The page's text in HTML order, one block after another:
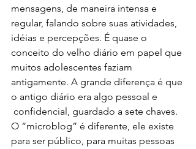
mensagens, de maneira intensa e
regular, falando sobre suas atividades,
idéias e percepções. É quase o
conceito do velho diário em papel que
muitos adolescentes faziam
antigamente. A grande diferença é que
o antigo diário era algo pessoal e
O “microblog” é diferente, ele existe
para ser público, para muitas pessoas